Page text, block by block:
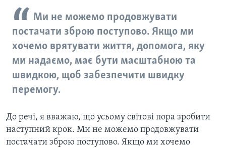
Ми не можемо продовжувати
постачати зброю поступово. Якщо ми
хочемо врятувати життя, допомога, яку
ми надаємо, має бути масштабною та
швидкою, щоб забезпечити швидку
перемогу.
До речі, я вважаю, що усьому світові пора зробити
наступний крок. Ми не можемо продовжувати
постачати зброю поступово. Якщо ми хочемо